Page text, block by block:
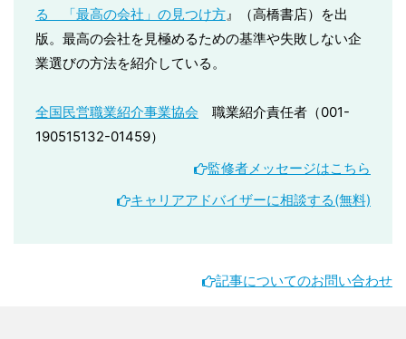
る 「最高の会社」の見つけ方 』（高橋書店）を出
版。最高の会社を見極めるための基準や失敗しない企
業選びの方法を紹介している。
全国民営職業紹介事業協会 職業紹介責任者（001-
190515132-01459）
監修者メッセージはこちら
キャリアアドバイザーに相談する(無料)
記事についてのお問い合わせ